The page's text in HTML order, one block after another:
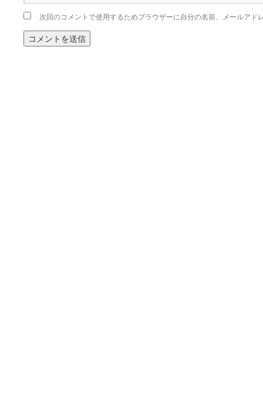
次回のコメントで使用するためブラウザーに自分の名前、メールアド